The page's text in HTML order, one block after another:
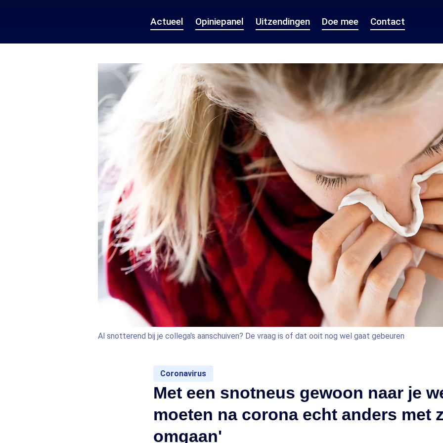
Actueel Opiniepanel Uitzendingen Doe mee Contact
Al snotterend bij je collega's aanschuiven? De vraag is of dat ooit nog wel gaat gebeuren
Coronavirus
Met een snotneus gewoon naar je
moeten na corona echt anders met
omgaan'